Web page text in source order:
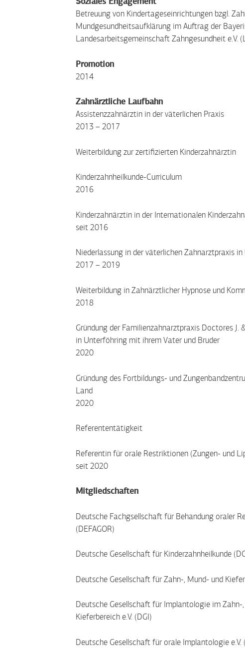
Soziales Engagement
Betreuung von Kindertageseinrichtungen bzgl.
Mundgesundheitsaufklärung im Auftrag der
Landesarbeitsgemeinschaft Zahngesundheit e.V.
Promotion
2014
Zahnärztliche Laufbahn
Assistenzzahnärztin in der väterlichen Praxis
2013 – 2017
Weiterbildung zur zertifizierten Kinderzahnärztin
Kinderzahnheilkunde-Curriculum
2016
Kinderzahnärztin in der Internationalen
seit 2016
Niederlassung in der väterlichen Zahnarztpraxis
2017 – 2019
Weiterbildung in Zahnärztlicher Hypnose und
2018
Gründung der Familienzahnarztpraxis Doctores J.
in Unterföhring mit ihrem Vater und Bruder
2020
Gründung des Fortbildungs- und
Land
2020
Referententätigkeit
Referentin für orale Restriktionen (Zungen- und
seit 2020
Mitgliedschaften
Deutsche Fachgsellschaft für Behandung oraler
(DEFAGOR)
Deutsche Gesellschaft für Kinderzahnheilkunde
Deutsche Gesellschaft für Zahn-, Mund- und
Deutsche Gesellschaft für Implantologie im Zahn-
Kieferbereich e.V. (DGI)
Deutsche Gesellschaft für orale Implantologie e.V.